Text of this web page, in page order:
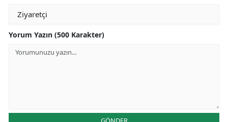
Yorum Yazın (500 Karakter)